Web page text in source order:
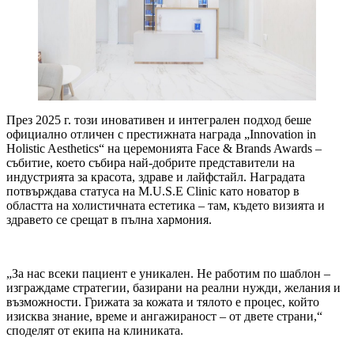
През 2025 г. този иновативен и интегрален подход беше
официално отличен с престижната награда „Innovation in
Holistic Aesthetics“ на церемонията Face & Brands Awards –
събитие, което събира най-добрите представители на
индустрията за красота, здраве и лайфстайл. Наградата
потвърждава статуса на M.U.S.E Clinic като новатор в
областта на холистичната естетика – там, където визията и
здравето се срещат в пълна хармония.
„За нас всеки пациент е уникален. Не работим по шаблон –
изграждаме стратегии, базирани на реални нужди, желания и
възможности. Грижата за кожата и тялото е процес, който
изисква знание, време и ангажираност – от двете страни,“
споделят от екипа на клиниката.